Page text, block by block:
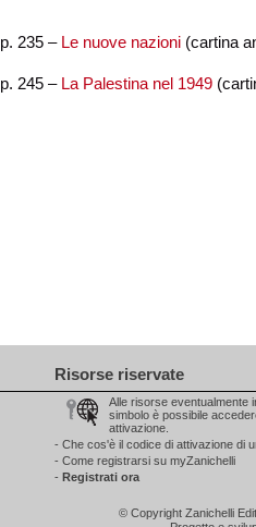
p. 235 – Le nuove nazioni (cartina
p. 245 – La Palestina nel 1949
Risorse riservate
Alle risorse eventualmente
simbolo è possibile
attivazione.
- Che cos'è il codice di attivazione di
- Come registrarsi su myZanichelli
- Registrati ora
© Copyright Zanichelli